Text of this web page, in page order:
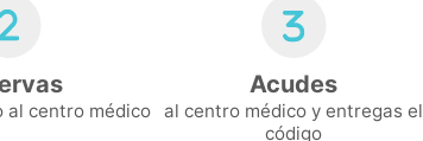
al centro médico
Acudes
al centro médico y entregas el
código